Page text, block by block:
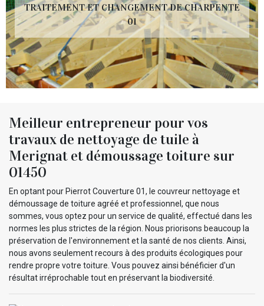
TRAITEMENT ET CHANGEMENT DE CHARPENTE
01
Meilleur entrepreneur pour vos
travaux de nettoyage de tuile à
Merignat et démoussage toiture sur
01450
En optant pour Pierrot Couverture 01, le couvreur nettoyage et
démoussage de toiture agréé et professionnel, que nous
sommes, vous optez pour un service de qualité, effectué dans les
normes les plus strictes de la région. Nous priorisons beaucoup la
préservation de l'environnement et la santé de nos clients. Ainsi,
nous avons seulement recours à des produits écologiques pour
rendre propre votre toiture. Vous pouvez ainsi bénéficier d'un
résultat irréprochable tout en préservant la biodiversité.